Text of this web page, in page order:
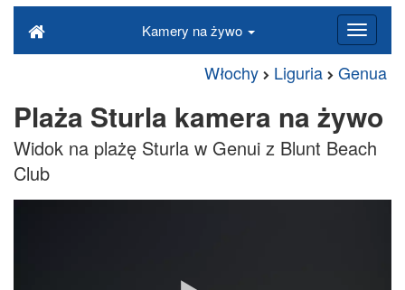
Kamery na żywo
Włochy Liguria Genua
Plaża Sturla kamera na żywo
Widok na plażę Sturla w Genui z Blunt Beach
Club